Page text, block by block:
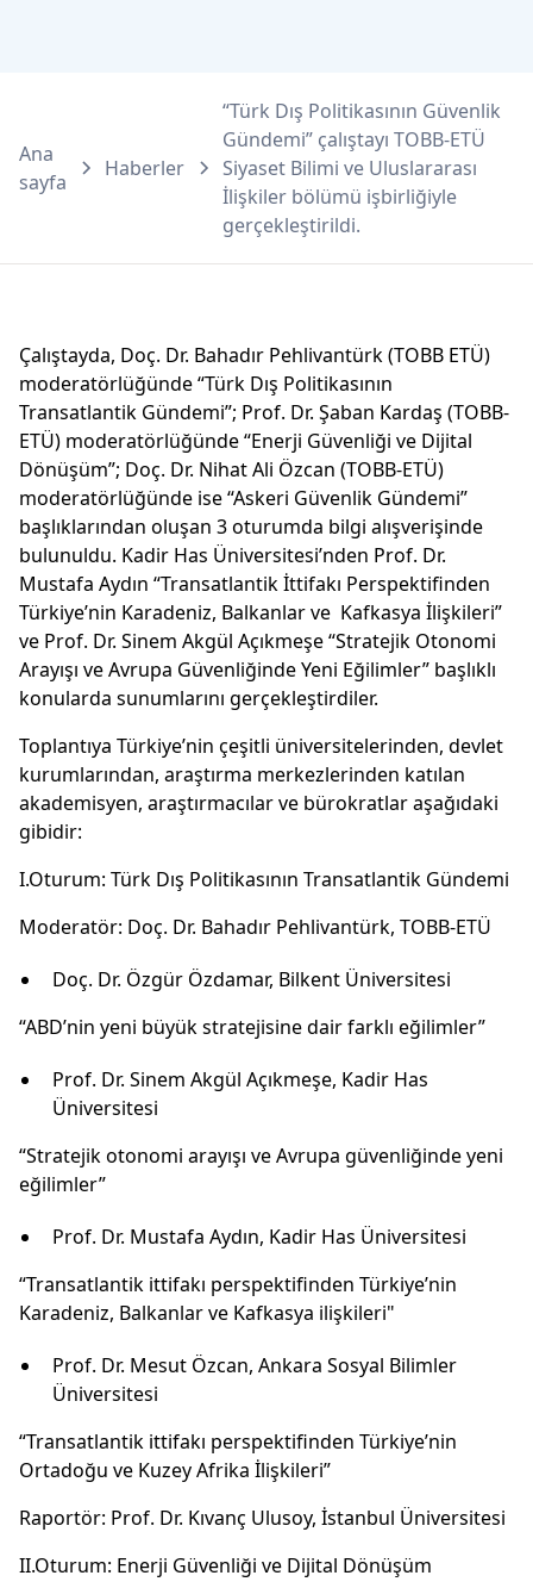
Ana
sayfa
Haberler
“Türk Dış Politikasının Güvenlik
Gündemi” çalıştayı TOBB-ETÜ
Siyaset Bilimi ve Uluslararası
İlişkiler bölümü işbirliğiyle
gerçekleştirildi.
Çalıştayda, Doç. Dr. Bahadır Pehlivantürk (TOBB ETÜ)
moderatörlüğünde “Türk Dış Politikasının
Transatlantik Gündemi”; Prof. Dr. Şaban Kardaş (TOBB-
ETÜ) moderatörlüğünde “Enerji Güvenliği ve Dijital
Dönüşüm”; Doç. Dr. Nihat Ali Özcan (TOBB-ETÜ)
moderatörlüğünde ise “Askeri Güvenlik Gündemi”
başlıklarından oluşan 3 oturumda bilgi alışverişinde
bulunuldu. Kadir Has Üniversitesi’nden Prof. Dr.
Mustafa Aydın “Transatlantik İttifakı Perspektifinden
Türkiye’nin Karadeniz, Balkanlar ve Kafkasya İlişkileri”
ve Prof. Dr. Sinem Akgül Açıkmeşe “Stratejik Otonomi
Arayışı ve Avrupa Güvenliğinde Yeni Eğilimler” başlıklı
konularda sunumlarını gerçekleştirdiler.
Toplantıya Türkiye’nin çeşitli üniversitelerinden, devlet
kurumlarından, araştırma merkezlerinden katılan
akademisyen, araştırmacılar ve bürokratlar aşağıdaki
gibidir:
I.Oturum: Türk Dış Politikasının Transatlantik Gündemi
Moderatör: Doç. Dr. Bahadır Pehlivantürk, TOBB-ETÜ
Doç. Dr. Özgür Özdamar, Bilkent Üniversitesi
“ABD’nin yeni büyük stratejisine dair farklı eğilimler”
Prof. Dr. Sinem Akgül Açıkmeşe, Kadir Has
Üniversitesi
“Stratejik otonomi arayışı ve Avrupa güvenliğinde yeni
eğilimler”
Prof. Dr. Mustafa Aydın, Kadir Has Üniversitesi
“Transatlantik ittifakı perspektifinden Türkiye’nin
Karadeniz, Balkanlar ve Kafkasya ilişkileri"
Prof. Dr. Mesut Özcan, Ankara Sosyal Bilimler
Üniversitesi
“Transatlantik ittifakı perspektifinden Türkiye’nin
Ortadoğu ve Kuzey Afrika İlişkileri”
Raportör: Prof. Dr. Kıvanç Ulusoy, İstanbul Üniversitesi
II.Oturum: Enerji Güvenliği ve Dijital Dönüşüm